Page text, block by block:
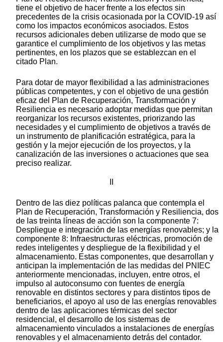
tiene el objetivo de hacer frente a los efectos sin
precedentes de la crisis ocasionada por la COVID-19 así
como los impactos económicos asociados. Estos
recursos adicionales deben utilizarse de modo que se
garantice el cumplimiento de los objetivos y las metas
pertinentes, en los plazos que se establezcan en el
citado Plan.
Para dotar de mayor flexibilidad a las administraciones
públicas competentes, y con el objetivo de una gestión
eficaz del Plan de Recuperación, Transformación y
Resiliencia es necesario adoptar medidas que permitan
reorganizar los recursos existentes, priorizando las
necesidades y el cumplimiento de objetivos a través de
un instrumento de planificación estratégica, para la
gestión y la mejor ejecución de los proyectos, y la
canalización de las inversiones o actuaciones que sea
preciso realizar.
Dentro de las diez políticas palanca que contempla el
Plan de Recuperación, Transformación y Resiliencia, dos
de las treinta líneas de acción son la componente 7:
Despliegue e integración de las energías renovables; y la
componente 8: Infraestructuras eléctricas, promoción de
redes inteligentes y despliegue de la flexibilidad y el
almacenamiento. Estas componentes, que desarrollan y
anticipan la implementación de las medidas del PNIEC
anteriormente mencionadas, incluyen, entre otros, el
impulso al autoconsumo con fuentes de energía
renovable en distintos sectores y para distintos tipos de
beneficiarios, el apoyo al uso de las energías renovables
dentro de las aplicaciones térmicas del sector
residencial, el desarrollo de los sistemas de
almacenamiento vinculados a instalaciones de energías
renovables y el almacenamiento detrás del contador.